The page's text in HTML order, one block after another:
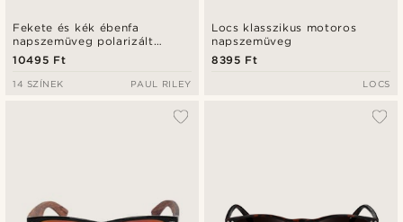
Fekete és kék ébenfa
napszemüveg polarizált
lencsékkel
10495 Ft
14 SZÍNEK PAUL RILEY
Locs klasszikus motoros
napszemüveg
8395 Ft
LOCS